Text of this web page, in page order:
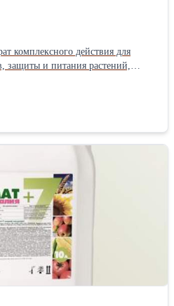
комплексного действия для
защиты и питания растений,
культур, а также
В основе Trichoderma viride,
subtilis. Отправляем прямиком с
для юридических лиц по
лиц через официальный
6 месяцев при температуре от
от +15°C до +25°C